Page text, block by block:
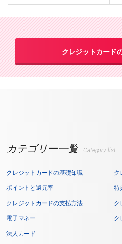
クレジットカード
カテゴリー一覧 Category list
クレジットカードの基礎知識 ク
ポイントと還元率 特
クレジットカードの支払方法 ク
電子マネー ク
法人カード